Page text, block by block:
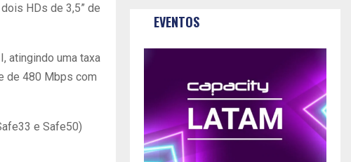
HDs de 3,5” de
atingindo uma taxa
de 480 Mbps com
e Safe50)
EVENTOS